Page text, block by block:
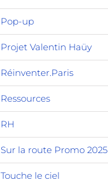
Pop-up
Projet Valentin Haüy
Réinventer.Paris
Ressources
RH
Sur la route Promo 2025
Touche le ciel